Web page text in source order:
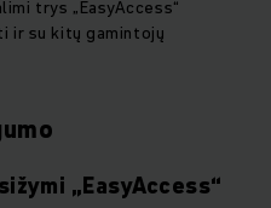
trys „EasyAccess“
ir su kitų gamintojų
„EasyAccess“